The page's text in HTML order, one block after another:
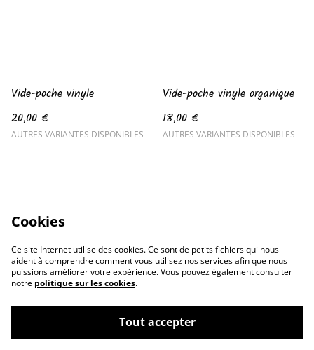
Vide-poche vinyle
20,00 €
AUTRES VARIANTES DISPONIBLES
Vide-poche vinyle organique
18,00 €
AUTRES VARIANTES DISPONIBLES
Cookies
Ce site Internet utilise des cookies. Ce sont de petits fichiers qui nous
aident à comprendre comment vous utilisez nos services afin que nous
puissions améliorer votre expérience. Vous pouvez également consulter
notre politique sur les cookies.
Tout accepter